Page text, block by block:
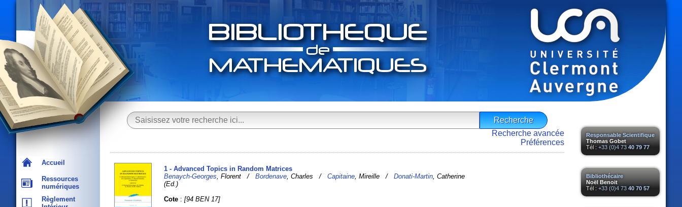
Accueil
Ressources
numériques
Règlement
Responsable Scientifique
Thomas Gobet
Tél : +33 (0)4 73 40 79 77
Bibliothécaire
Noël Benoit
Tél : +33 (0)4 73 40 70 57
Recherche avancée
Préférences
1 - Advanced Topics in Random Matrices
Benaych-Georges , Florent /Bordenave , Charles /Capitaine , Mireille /Donati-Martin , Catherine
(Ed.)
Cote :[94 BEN 17]